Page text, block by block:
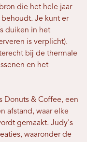
die het hele jaar
behoudt. Je kunt er
duiken in het
is verplicht).
bij de thermale
en het
Donuts & Coffee, een
afstand, waar elke
gemaakt. Judy's
waaronder de